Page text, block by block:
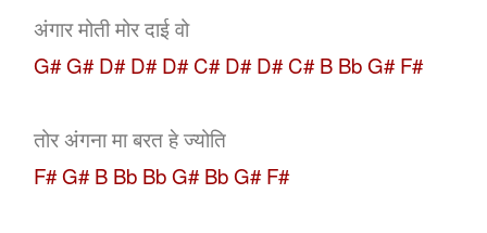
अंगार मोती मोर दाई वो
G# G# D# D# D# C# D# D# C# B Bb G# F#
तोर अंगना मा बरत हे ज्योति
F# G# B Bb Bb G# Bb G# F#